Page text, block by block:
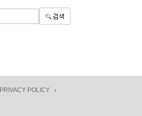
PRIVACY POLICY